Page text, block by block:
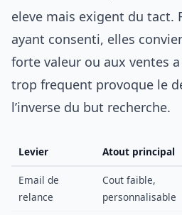
eleve mais exigent du tact.
ayant consenti, elles
forte valeur ou aux ventes
trop frequent provoque le
l’inverse du but recherche.
Levier Atout principal
Email de
relance
Cout faible,
personnalisable